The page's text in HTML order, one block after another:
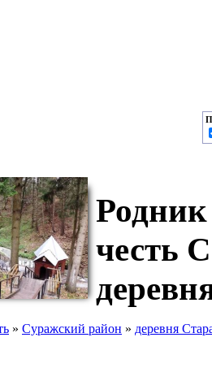
честь
» Суражский район » деревня